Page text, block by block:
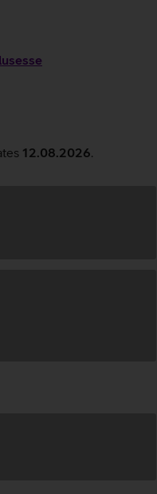
12.08.2026